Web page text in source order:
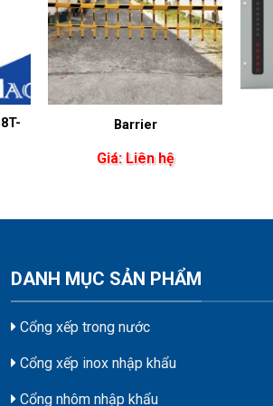
Barrier
Giá: Liên hệ
DANH MỤC SẢN PHẨM
Cổng xếp trong nước
Cổng xếp inox nhập khẩu
Cổng nhôm nhập khẩu